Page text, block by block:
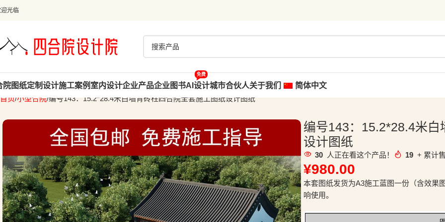
光临
院图纸定制设计施工案例 室内设计企业产品企业图书AI设计
免费
城市合伙人关于我们
简体中文
首页 小型合院 编号143：15.2*28.4米白墙青砖柱四合院全套施工图纸设计图纸
编号143：15.2*28.4米
设计图纸
30 人正在看这个产品！ 19 + 累计
¥980.00
本套图纸发货为A3施工蓝图一份（含效果
响使用。